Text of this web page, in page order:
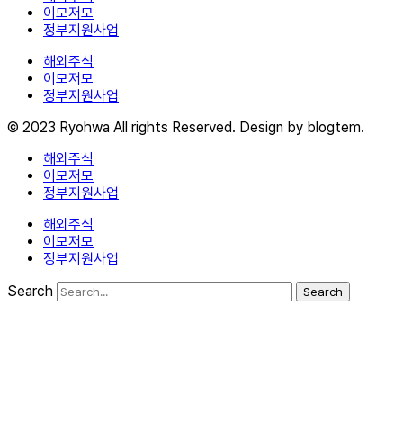
이모저모
정부지원사업
해외주식
이모저모
정부지원사업
© 2023 Ryohwa All rights Reserved. Design by blogtem.
해외주식
이모저모
정부지원사업
해외주식
이모저모
정부지원사업
Search
Search